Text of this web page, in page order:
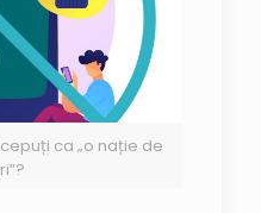
ca „o nație de